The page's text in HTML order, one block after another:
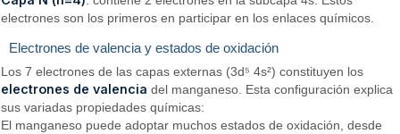
electrones son los primeros en participar en los enlaces químicos.
Electrones de valencia y estados de oxidación
Los 7 electrones de las capas externas (3d⁵ 4s²) constituyen los
electrones de valencia del manganeso. Esta configuración explica
sus variadas propiedades químicas:
El manganeso puede adoptar muchos estados de oxidación, desde